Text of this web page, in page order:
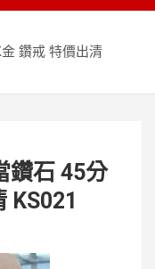
鑽戒 特價出清
鑽石 45分
KS021